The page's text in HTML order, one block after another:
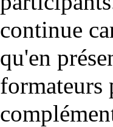
continue
qu'en
formateurs